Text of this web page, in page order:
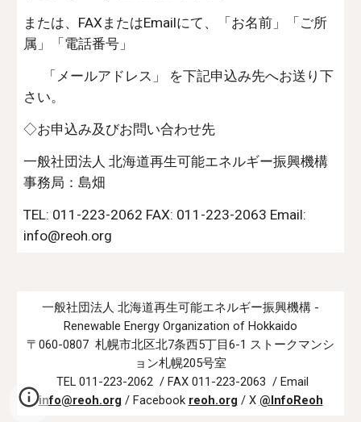
または、FAXまたはEmailにて、「お名前」「ご所
属」「電話番号」
さい。
◇お申込み及びお問い合わせ先
一般社団法人 北海道再生可能エネルギー振興機構
事務局：島畑
TEL: 011-223-2062 FAX: 011-223-2063 Email:
info@reoh.org
一般社団法人 北海道再生可能エネルギー振興機構 -
Renewable Energy Organization of Hokkaido
〒060-0807 札幌市北区北7条西5丁目6-1 ストークマンシ
ョン札幌205号室
TEL 011-223-2062 / FAX 011-223-2063 / Email
info@reoh.org / Facebook reoh.org / X @InfoReoh